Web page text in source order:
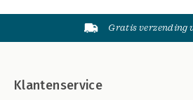
Gratis verzending
Klantenservice